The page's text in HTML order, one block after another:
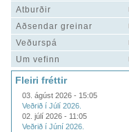
Atburðir
Aðsendar greinar
Veðurspá
Um vefinn
Fleiri fréttir
03. ágúst 2026 - 15:05
Veðrið í Júlí 2026.
02. júlí 2026 - 11:05
Veðrið í Júní 2026.